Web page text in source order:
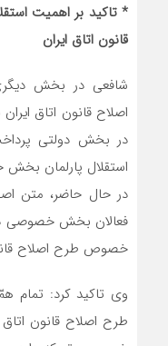
* تاکید بر اهمیت
قانون اتاق ایران
شافعی در بخش
اصلاح قانون اتاق
در بخش دولتی
استقلال پارلمان
در حال حاضر، متن
فعالان بخش خصوصی
خصوص طرح اصلاح قانون
وی تاکید کرد: تمام
طرح اصلاح قانون